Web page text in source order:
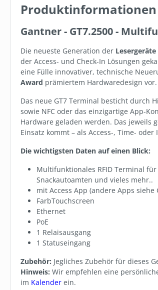
Produktinformationen
Gantner - GT7.2500 -
Die neueste Generation der Lesergeräte
der Access- und Check-In Lösungen
eine Fülle innovativer, technische
Award prämiertem Hardwaredesign vor.
Das neue GT7 Terminal besticht durch
sowie NFC oder das einzigartige App-
Hardware geladen werden. Das jeweils
Einsatz kommt – als Access-, Time-
Die wichtigsten Daten auf einen Blick:
Multifunktionales RFID Terminal
Snackautoamten und vieles mehr..
mit Access App (andere Apps siehe
FarbTouchscreen
Ethernet
PoE
1 Relaisausgang
1 Statuseingang
Zubehör: Jegliches Zubehör für dieses
Hinweis: Wir empfehlen eine
im Kalender ein.